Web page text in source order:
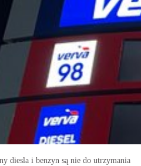
diesla i benzyn są nie do utrzymania